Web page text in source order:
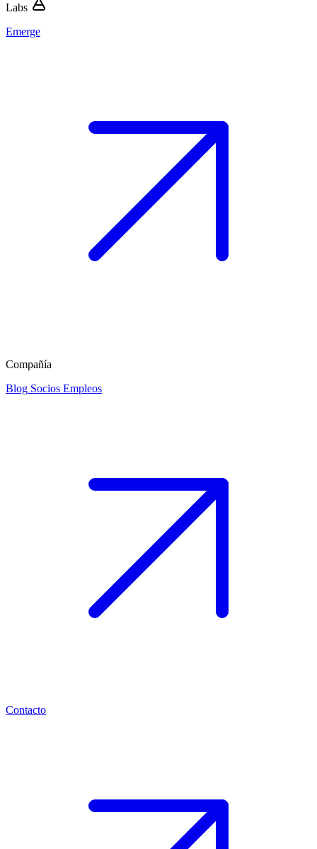
Labs
Emerge
Compañía
Blog Socios Empleos
Contacto